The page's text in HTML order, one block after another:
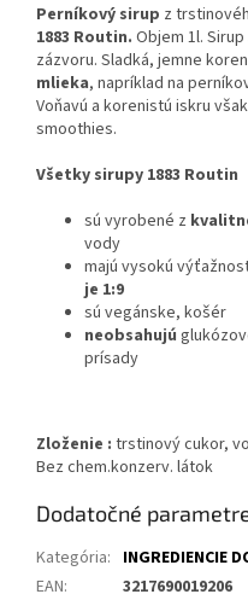
Perníkový sirup z
1883 Routin. Objem 1l.
zázvoru. Sladká, jemne
mlieka, napríklad na
Voňavú a korenistú iskru
smoothies.
Všetky sirupy 1883 Routin
sú vyrobené z
vody
majú vysokú
je 1:9
sú vegánske, košér
neobsahujú
prísady
Zloženie : trstinový cukor,
Bez chem.konzerv. látok
Dodatočné
Kategória: INGREDIENCIE
EAN: 3217690019206